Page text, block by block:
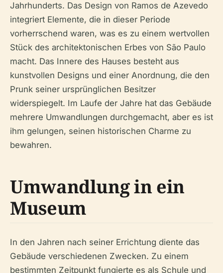
Jahrhunderts. Das Design von Ramos de Azevedo
integriert Elemente, die in dieser Periode
vorherrschend waren, was es zu einem wertvollen
Stück des architektonischen Erbes von São Paulo
macht. Das Innere des Hauses besteht aus
kunstvollen Designs und einer Anordnung, die den
Prunk seiner ursprünglichen Besitzer
widerspiegelt. Im Laufe der Jahre hat das Gebäude
mehrere Umwandlungen durchgemacht, aber es ist
ihm gelungen, seinen historischen Charme zu
bewahren.
Umwandlung in ein
Museum
In den Jahren nach seiner Errichtung diente das
Gebäude verschiedenen Zwecken. Zu einem
bestimmten Zeitpunkt fungierte es als Schule und